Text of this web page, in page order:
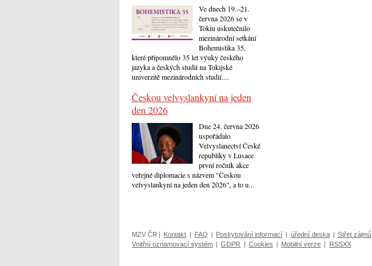
Ve dnech 19.–21.
června 2026 se v
Tokiu uskutečnilo
mezinárodní setkání
Bohemistika 35,
které připomnělo 35 let výuky českého
jazyka a českých studií na Tokijské
univerzitě mezinárodních studií....
Českou velvyslankyní na jeden
den 2026
Dne 24. června 2026
uspořádalo
Velvyslanectví České
republiky v Lusace
první ročník akce
veřejné diplomacie s názvem "Českou
velvyslankyní na jeden den 2026", a to u...
MZV ČR | Kontakt | FAQ | Poskytování informací | úřední deska | Střet zájmů
Vnitřní oznamovací systém | GDPR | Cookies | Mobilní verze | RSSXX